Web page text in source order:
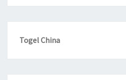
Togel China